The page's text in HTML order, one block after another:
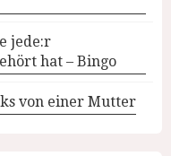
jede:r
hat – Bingo
von einer Mutter